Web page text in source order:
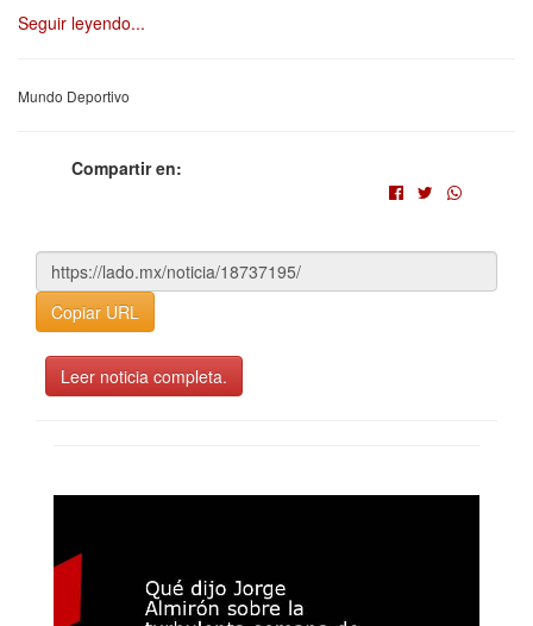
Seguir leyendo...
Mundo Deportivo
Compartir en:
Copiar URL
Leer noticia completa.